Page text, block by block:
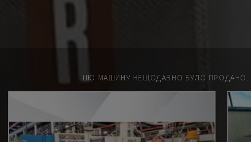
ЦЮ МАШИНУ НЕЩОДАВНО БУЛО ПРОДАНО.